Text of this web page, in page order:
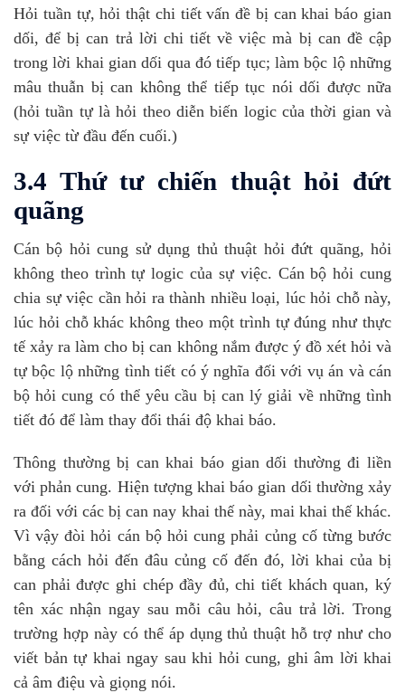
Hỏi tuần tự, hỏi thật chi tiết vấn đề bị can khai báo gian
dối, để bị can trả lời chi tiết về việc mà bị can đề cập
trong lời khai gian dối qua đó tiếp tục; làm bộc lộ những
mâu thuẫn bị can không thể tiếp tục nói dối được nữa
(hỏi tuần tự là hỏi theo diễn biến logic của thời gian và
sự việc từ đầu đến cuối.)
3.4 Thứ tư chiến thuật hỏi đứt
quãng
Cán bộ hỏi cung sử dụng thủ thuật hỏi đứt quãng, hỏi
không theo trình tự logic của sự việc. Cán bộ hỏi cung
chia sự việc cần hỏi ra thành nhiều loại, lúc hỏi chỗ này,
lúc hỏi chỗ khác không theo một trình tự đúng như thực
tế xảy ra làm cho bị can không nắm được ý đồ xét hỏi và
tự bộc lộ những tình tiết có ý nghĩa đối với vụ án và cán
bộ hỏi cung có thể yêu cầu bị can lý giải về những tình
tiết đó để làm thay đổi thái độ khai báo.
Thông thường bị can khai báo gian dối thường đi liền
với phản cung. Hiện tượng khai báo gian dối thường xảy
ra đối với các bị can nay khai thế này, mai khai thế khác.
Vì vậy đòi hỏi cán bộ hỏi cung phải củng cố từng bước
bằng cách hỏi đến đâu củng cố đến đó, lời khai của bị
can phải được ghi chép đầy đủ, chi tiết khách quan, ký
tên xác nhận ngay sau mỗi câu hỏi, câu trả lời. Trong
trường hợp này có thể áp dụng thủ thuật hỗ trợ như cho
viết bản tự khai ngay sau khi hỏi cung, ghi âm lời khai
cả âm điệu và giọng nói.